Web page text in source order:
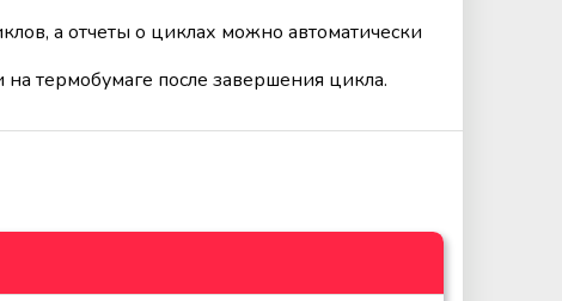
а отчеты о циклах можно автоматически
термобумаге после завершения цикла.